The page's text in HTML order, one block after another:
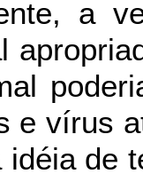
a
e vírus
de